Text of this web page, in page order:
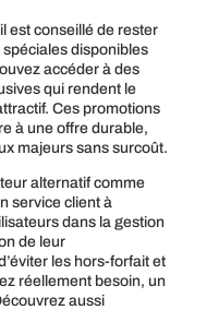
est conseillé de rester
disponibles
accéder à des
qui rendent le
Ces promotions
à une offre durable,
majeurs sans surcoût.
alternatif comme
service client à
dans la gestion
de leur
les hors-forfait et
réellement besoin, un
aussi